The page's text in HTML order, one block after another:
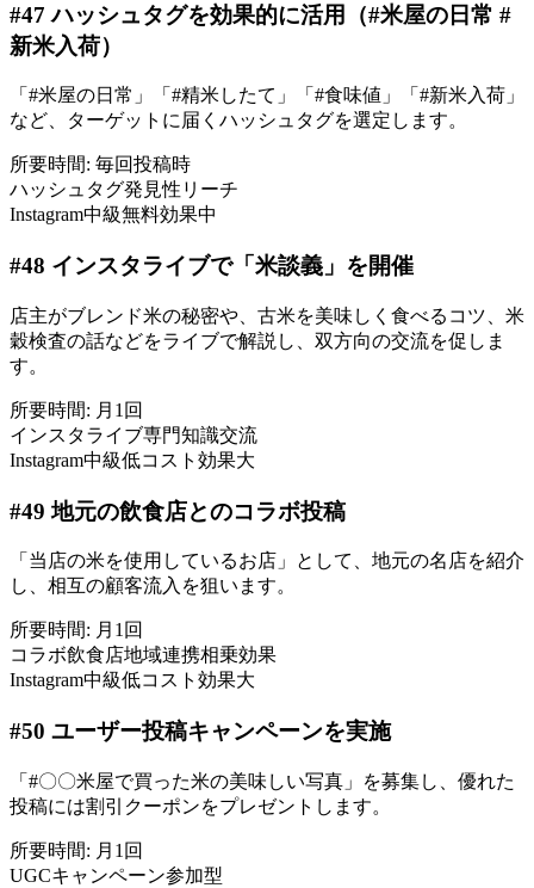
#47 ハッシュタグを効果的に活用（#米屋の日常 #
新米入荷）
「#米屋の日常」「#精米したて」「#食味値」「#新米入荷」
など、ターゲットに届くハッシュタグを選定します。
所要時間: 毎回投稿時
ハッシュタグ発見性 リーチ
Instagram中級無料効果中
#48 インスタライブで「米談義」を開催
店主がブレンド米の秘密や、古米を美味しく食べるコツ、米
穀検査の話などをライブで解説し、双方向の交流を促しま
す。
所要時間: 月1回
インスタライブ専門知識交流
Instagram中級低コスト 効果大
#49 地元の飲食店とのコラボ投稿
「当店の米を使用しているお店」として、地元の名店を紹介
し、相互の顧客流入を狙います。
所要時間: 月1回
コラボ飲食店地域連携相乗効果
Instagram中級低コスト 効果大
#50 ユーザー投稿キャンペーンを実施
「#〇〇米屋で買った米の美味しい写真」を募集し、優れた
投稿には割引クーポンをプレゼントします。
所要時間: 月1回
UGCキャンペーン参加型